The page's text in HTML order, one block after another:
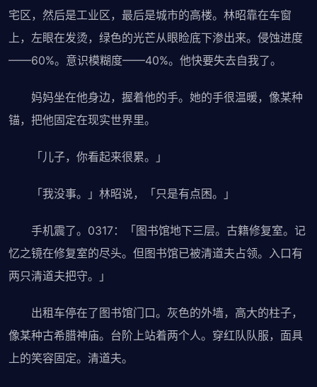
宅区，然后是工业区，最后是城市的高楼。林昭靠在车窗
上，左眼在发烫，绿色的光芒从眼睑底下渗出来。侵蚀进度
——60%。意识模糊度——40%。他快要失去自我了。
妈妈坐在他身边，握着他的手。她的手很温暖，像某种
锚，把他固定在现实世界里。
「儿子，你看起来很累。」
「我没事。」林昭说，「只是有点困。」
手机震了。0317：「图书馆地下三层。古籍修复室。记
忆之镜在修复室的尽头。但图书馆已被清道夫占领。入口有
两只清道夫把守。」
出租车停在了图书馆门口。灰色的外墙，高大的柱子，
像某种古希腊神庙。台阶上站着两个人。穿红队队服，面具
上的笑容固定。清道夫。